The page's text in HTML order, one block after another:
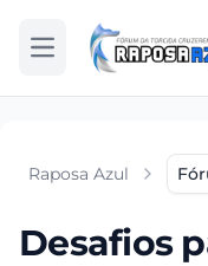
Abrir menu
Raposa Azul
Desafios